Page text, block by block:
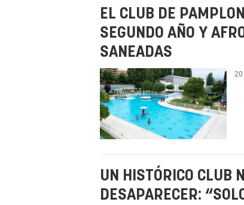
EL CLUB DE
SEGUNDO AÑO Y
SANEADAS
20
UN HISTÓRICO CLUB
DESAPARECER: